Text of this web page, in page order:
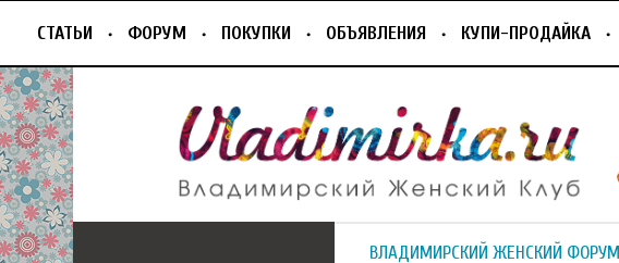
СТАТЬИ ФОРУМ ПОКУПКИ ОБЪЯВЛЕНИЯ КУПИ-ПРОДАЙКА
ВЛАДИМИРСКИЙ ЖЕНСКИЙ ФОРУМ